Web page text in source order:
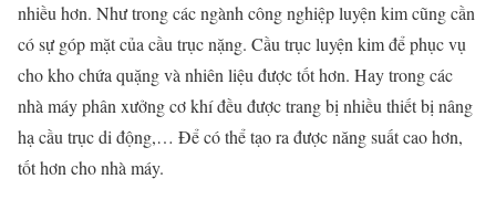
nhiều hơn. Như trong các ngành công nghiệp luyện kim cũng cần
có sự góp mặt của cầu trục nặng. Cầu trục luyện kim để phục vụ
cho kho chứa quặng và nhiên liệu được tốt hơn. Hay trong các
nhà máy phân xưởng cơ khí đều được trang bị nhiều thiết bị nâng
hạ cầu trục di động,… Để có thể tạo ra được năng suất cao hơn,
tốt hơn cho nhà máy.